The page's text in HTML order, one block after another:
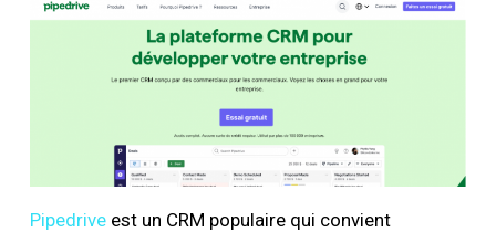
Pipedriveest un CRM populaire qui convient